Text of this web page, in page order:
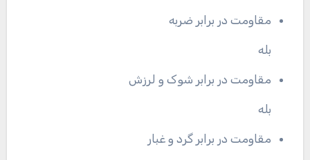
مقاومت در برابر ضربه
بله
مقاومت در برابر شوک و لرزش
بله
مقاومت در برابر گرد و غبار